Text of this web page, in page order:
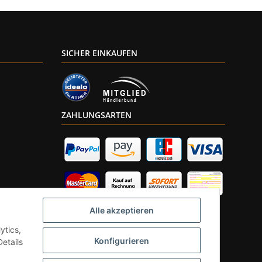
Alle akzeptieren
Konfigurieren
SICHER EINKAUFEN
ZAHLUNGSARTEN
3 UStG) Versand nur innerhalb DE.